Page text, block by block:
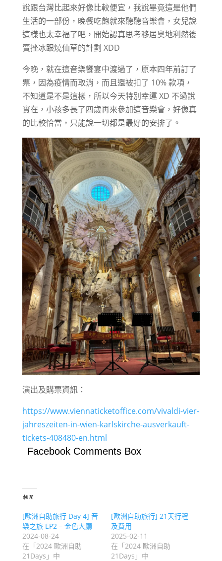
說跟台灣比起來好像比較便宜，我說畢竟這是他們
生活的一部份，晚餐吃飽就來聽聽音樂會，女兒說
這樣也太幸福了吧，開始認真思考移居奧地利然後
賣挫冰跟燒仙草的計劃 XDD
今晚，就在這音樂饗宴中渡過了，原本四年前訂了
票，因為疫情而取消，而且還被扣了 10% 款項，
不知道是不是這樣，所以今天特別幸運 XD 不過說
實在，小孩多長了四歲再來參加這音樂會，好像真
的比較恰當，只能說一切都是最好的安排了。
演出及購票資訊：
https://www.viennaticketoffice.com/vivaldi-vier-
jahreszeiten-in-wien-karlskirche-ausverkauft-
tickets-408480-en.html
Facebook Comments Box
相關
[歐洲自助旅行 Day 4] 音
樂之旅 EP2 – 金色大廳
2024-08-24
在「2024 歐洲自助
21Days」中
[歐洲自助旅行] 21天行程
及費用
2025-02-11
在「2024 歐洲自助
21Days」中